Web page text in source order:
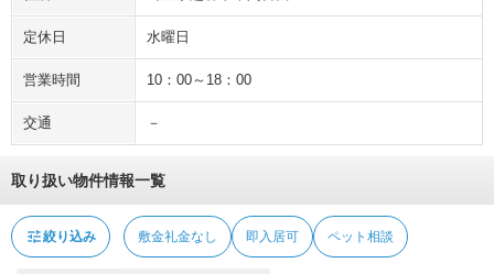
定休日 水曜日
営業時間 10：00～18：00
交通 －
取り扱い物件情報一覧
tune絞り込み 敷金礼金なし 即入居可 ペット相談